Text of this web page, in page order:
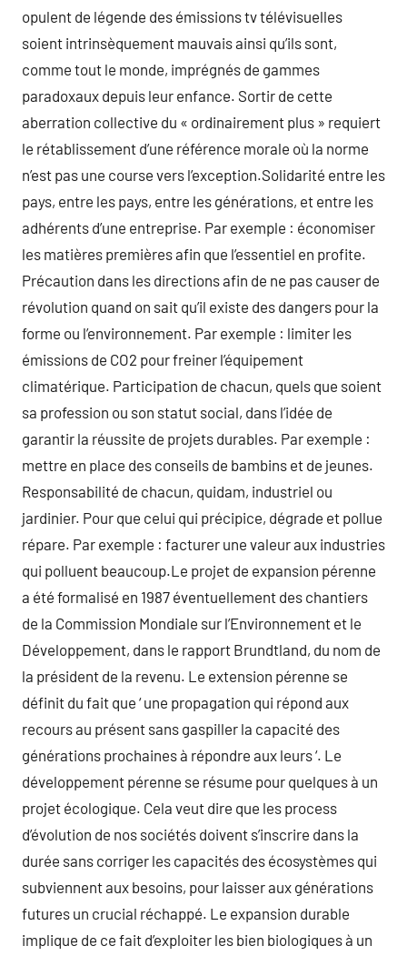
opulent de légende des émissions tv télévisuelles
soient intrinsèquement mauvais ainsi qu’ils sont,
comme tout le monde, imprégnés de gammes
paradoxaux depuis leur enfance. Sortir de cette
aberration collective du « ordinairement plus » requiert
le rétablissement d’une référence morale où la norme
n’est pas une course vers l’exception.Solidarité entre les
pays, entre les pays, entre les générations, et entre les
adhérents d’une entreprise. Par exemple : économiser
les matières premières afin que l’essentiel en profite.
Précaution dans les directions afin de ne pas causer de
révolution quand on sait qu’il existe des dangers pour la
forme ou l’environnement. Par exemple : limiter les
émissions de CO2 pour freiner l’équipement
climatérique. Participation de chacun, quels que soient
sa profession ou son statut social, dans l’idée de
garantir la réussite de projets durables. Par exemple :
mettre en place des conseils de bambins et de jeunes.
Responsabilité de chacun, quidam, industriel ou
jardinier. Pour que celui qui précipice, dégrade et pollue
répare. Par exemple : facturer une valeur aux industries
qui polluent beaucoup.Le projet de expansion pérenne
a été formalisé en 1987 éventuellement des chantiers
de la Commission Mondiale sur l’Environnement et le
Développement, dans le rapport Brundtland, du nom de
la président de la revenu. Le extension pérenne se
définit du fait que ‘ une propagation qui répond aux
recours au présent sans gaspiller la capacité des
générations prochaines à répondre aux leurs ‘. Le
développement pérenne se résume pour quelques à un
projet écologique. Cela veut dire que les process
d’évolution de nos sociétés doivent s’inscrire dans la
durée sans corriger les capacités des écosystèmes qui
subviennent aux besoins, pour laisser aux générations
futures un crucial réchappé. Le expansion durable
implique de ce fait d’exploiter les bien biologiques à un